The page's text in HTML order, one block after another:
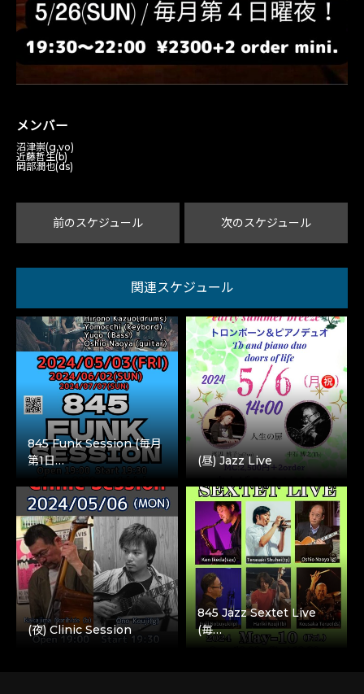
メンバー
沼津崇(g,vo)
近藤哲生(b)
岡部潤也(ds)
前のスケジュール 次のスケジュール
関連スケジュール
845 Funk Session (毎月
第1日…
(昼) Jazz Live
(夜) Clinic Session
845 Jazz Sextet Live
(毎…